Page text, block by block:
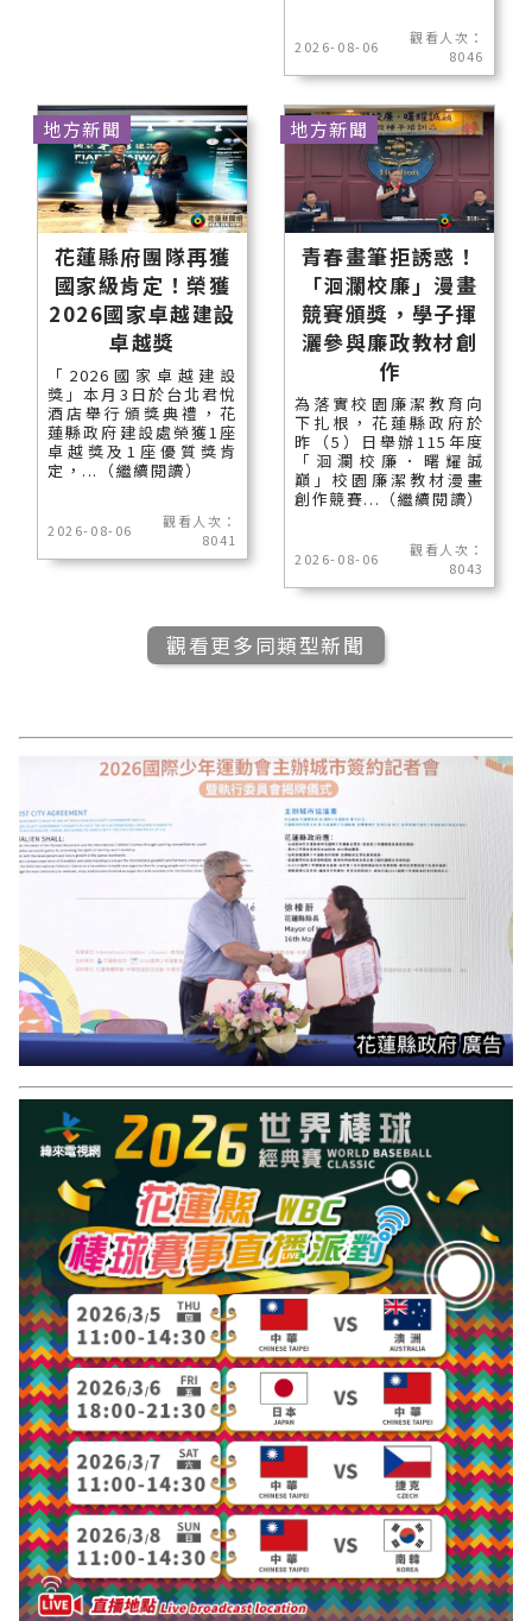
2026-08-06
觀看人次：
8046
花蓮縣府團隊再獲
國家級肯定！榮獲
2026國家卓越建設
卓越獎
「2026國家卓越建設
獎」本月3日於台北君悅
酒店舉行頒獎典禮，花
蓮縣政府建設處榮獲1座
卓越獎及1座優質獎肯
定，...（繼續閱讀）
2026-08-06
觀看人次：
8041
地方新聞
青春畫筆拒誘惑！
「洄瀾校廉」漫畫
競賽頒獎，學子揮
灑參與廉政教材創
作
為落實校園廉潔教育向
下扎根，花蓮縣政府於
昨（5）日舉辦115年度
「洄瀾校廉．曙耀誠
巔」校園廉潔教材漫畫
創作競賽...（繼續閱讀）
2026-08-06
觀看人次：
8043
地方新聞
觀看更多同類型新聞